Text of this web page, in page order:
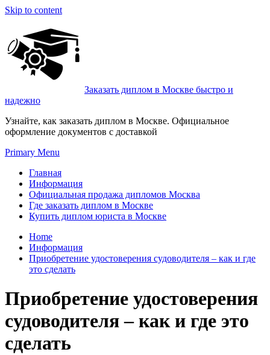
Skip to content
Заказать диплом в Москве быстро и
надежно
Узнайте, как заказать диплом в Москве. Официальное
оформление документов с доставкой
Primary Menu
Главная
Информация
Официальная продажа дипломов Москва
Где заказать диплом в Москве
Купить диплом юриста в Москве
Home
Информация
Приобретение удостоверения судоводителя – как и где
это сделать
Приобретение удостоверения
судоводителя – как и где это
сделать